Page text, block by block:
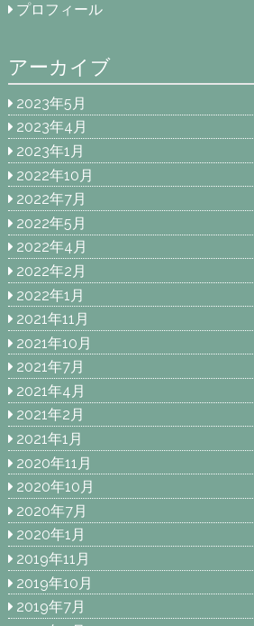
プロフィール
アーカイブ
2023年5月
2023年4月
2023年1月
2022年10月
2022年7月
2022年5月
2022年4月
2022年2月
2022年1月
2021年11月
2021年10月
2021年7月
2021年4月
2021年2月
2021年1月
2020年11月
2020年10月
2020年7月
2020年1月
2019年11月
2019年10月
2019年7月